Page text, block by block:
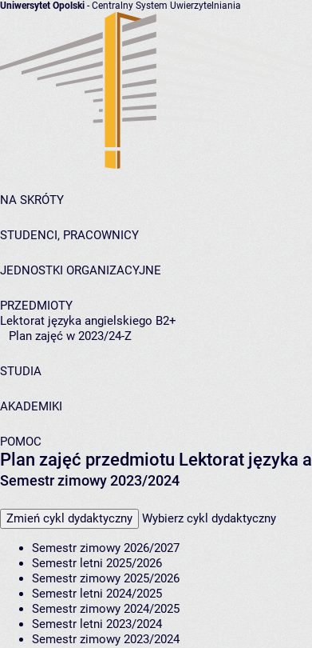
Uniwersytet Opolski - Centralny System Uwierzytelniania
NA SKRÓTY
STUDENCI, PRACOWNICY
JEDNOSTKI ORGANIZACYJNE
PRZEDMIOTY
Lektorat języka angielskiego B2+
Plan zajęć w 2023/24-Z
STUDIA
AKADEMIKI
POMOC
Plan zajęć przedmiotu Lektorat języka
Semestr zimowy 2023/2024
Zmień cykl dydaktyczny Wybierz cykl dydaktyczny
Semestr zimowy 2026/2027
Semestr letni 2025/2026
Semestr zimowy 2025/2026
Semestr letni 2024/2025
Semestr zimowy 2024/2025
Semestr letni 2023/2024
Semestr zimowy 2023/2024